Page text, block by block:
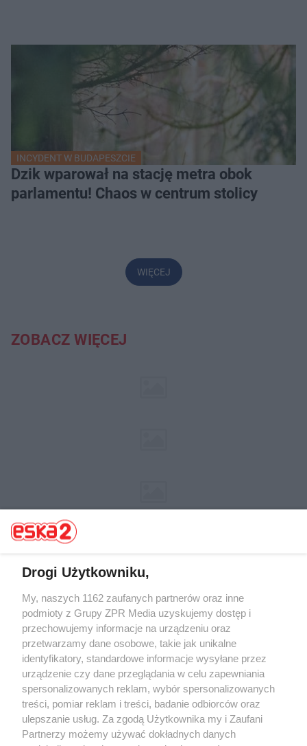
INCYDENT W BUDAPESZCIE
Dzik wparował na stację metra obok
parlamentu! Chaos w centrum stolicy
WIĘCEJ
ZOBACZ WIĘCEJ
Żaden utwór zamieszczony w serwisie nie może być powielany i
rozpowszechniany lub dalej rozpowszechniany w jakikolwiek sposób (w
tym także elektroniczny lub mechaniczny) na jakimkolwiek polu
eksploatacji w jakiejkolwiek formie, włącznie z umieszczaniem w
Internecie bez pisemnej zgody właściciela praw. Jakiekolwiek użycie lub
wykorzystanie utworów w całości lub w części z naruszeniem prawa,
tzn. bez właściwej zgody, jest zabronione pod groźbą kary i może być
ścigane prawnie.
Drogi Użytkowniku,
My, naszych 1162 zaufanych partnerów oraz inne
podmioty z Grupy ZPR Media uzyskujemy dostęp i
przechowujemy informacje na urządzeniu oraz
przetwarzamy dane osobowe, takie jak unikalne
identyfikatory, standardowe informacje wysyłane przez
urządzenie czy dane przeglądania w celu zapewniania
spersonalizowanych reklam, wybór spersonalizowanych
treści, pomiar reklam i treści, badanie odbiorców oraz
ulepszanie usług. Za zgodą Użytkownika my i Zaufani
Partnerzy możemy używać dokładnych danych